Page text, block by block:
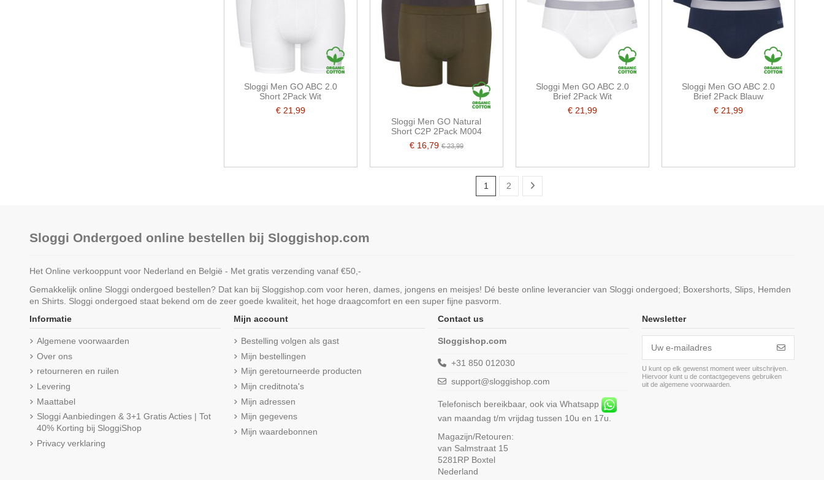
Sloggi Men GO ABC 2.0
Short 2Pack Wit
€ 21,99
Sloggi Men GO Natural
Short C2P 2Pack M004
€ 16,79 € 23,99
Sloggi Men GO ABC 2.0
Brief 2Pack Wit
€ 21,99
Sloggi Men GO ABC 2.0
Brief 2Pack Blauw
€ 21,99
1 2
Sloggi Ondergoed online bestellen bij Sloggishop.com
Het Online verkooppunt voor Nederland en België - Met gratis verzending vanaf €50,-
Gemakkelijk online Sloggi ondergoed bestellen? Dat kan bij Sloggishop.com voor heren, dames, jongens en meisjes! Dé beste online leverancier van Sloggi ondergoed; Boxershorts, Slips, Hemden
en Shirts. Sloggi ondergoed staat bekend om de zeer goede kwaliteit, het hoge draagcomfort en een super fijne pasvorm.
Informatie
Algemene voorwaarden
Over ons
retourneren en ruilen
Levering
Maattabel
Sloggi Aanbiedingen & 3+1 Gratis Acties | Tot
40% Korting bij SloggiShop
Privacy verklaring
Mijn account
Bestelling volgen als gast
Mijn bestellingen
Mijn geretourneerde producten
Mijn creditnota's
Mijn adressen
Mijn gegevens
Mijn waardebonnen
Contact us
Sloggishop.com
+31 850 012030
support@sloggishop.com
Telefonisch bereikbaar, ook via Whatsapp
van maandag t/m vrijdag tussen 10u en 17u.
Magazijn/Retouren:
van Salmstraat 15
5281RP Boxtel
Nederland
Newsletter
U kunt op elk gewenst moment weer uitschrijven.
Hiervoor kunt u de contactgegevens gebruiken
uit de algemene voorwaarden.